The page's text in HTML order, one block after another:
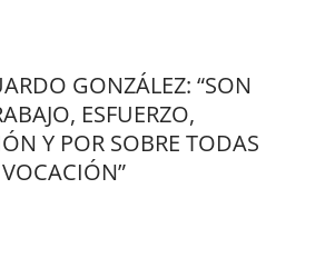
GONZÁLEZ: “SON
ESFUERZO,
Y POR SOBRE TODAS